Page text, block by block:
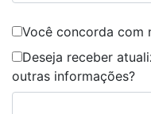
Você concorda com
Deseja receber
outras informações?